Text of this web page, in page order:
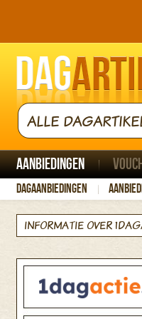
ALLE
Aanbiedingen
Dagaanbiedingen
INFORMATIE OVER